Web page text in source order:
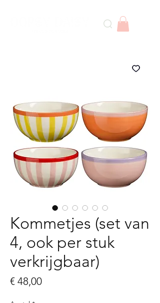
Kommetjes (set van
4, ook per stuk
verkrijgbaar)
€ 48,00Prijs